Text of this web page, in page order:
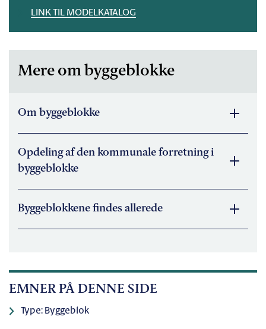
LINK TIL MODELKATALOG
Mere om byggeblokke
Om byggeblokke
Opdeling af den kommunale forretning i
byggeblokke
Byggeblokkene findes allerede
EMNER PÅ DENNE SIDE
Type: Byggeblok